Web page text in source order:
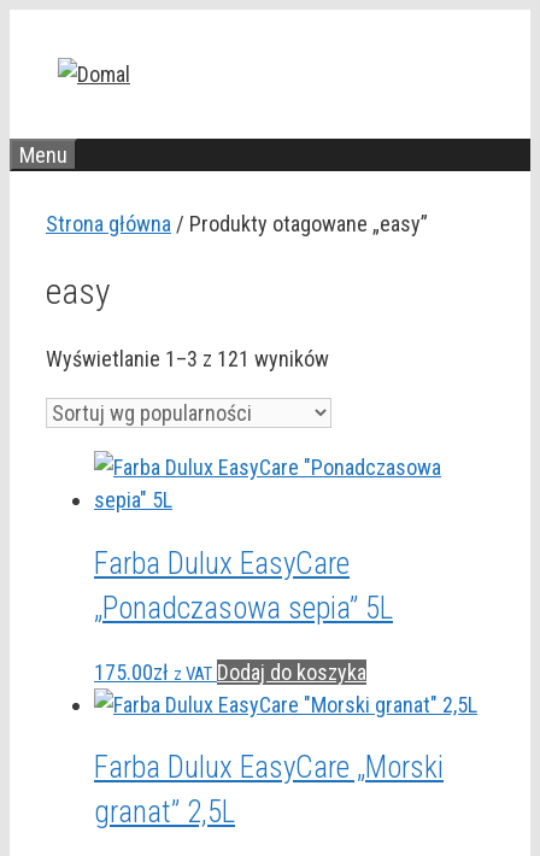
Menu
Strona główna / Produkty otagowane „easy”
easy
Wyświetlanie 1–3 z 121 wynikówPosortowane
popularności
Farba Dulux EasyCare
„Ponadczasowa sepia” 5L
175.00zł z VAT Dodaj do koszyka
Farba Dulux EasyCare „Morski
granat” 2,5L